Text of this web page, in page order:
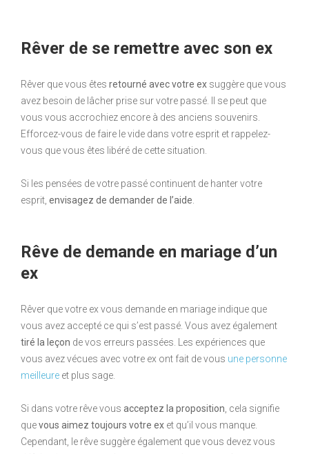
Rêver de se remettre avec son ex
Rêver que vous êtes retourné avec votre ex suggère que vous
avez besoin de lâcher prise sur votre passé. Il se peut que
vous vous accrochiez encore à des anciens souvenirs.
Efforcez-vous de faire le vide dans votre esprit et rappelez-
vous que vous êtes libéré de cette situation.
Si les pensées de votre passé continuent de hanter votre
esprit, envisagez de demander de l’aide.
Rêve de demande en mariage d’un
ex
Rêver que votre ex vous demande en mariage indique que
vous avez accepté ce qui s’est passé. Vous avez également
tiré la leçon de vos erreurs passées. Les expériences que
vous avez vécues avec votre ex ont fait de vous une personne
meilleure et plus sage.
Si dans votre rêve vous acceptez la proposition, cela signifie
quevous aimez toujours votre ex et qu’il vous manque.
Cependant, le rêve suggère également que vous devez vous